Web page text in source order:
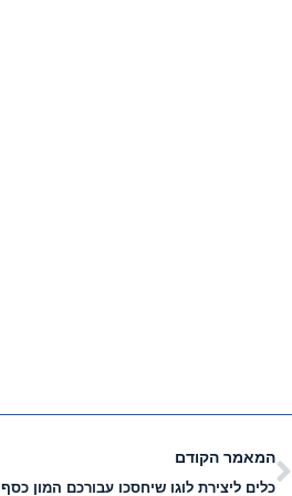
המאמר הקודם
כלים ליצירת לוגו שיחסכו עבורכם המון כסף